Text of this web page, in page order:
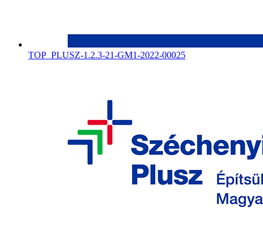
TOP_PLUSZ-1.2.3-21-GM1-2022-00025